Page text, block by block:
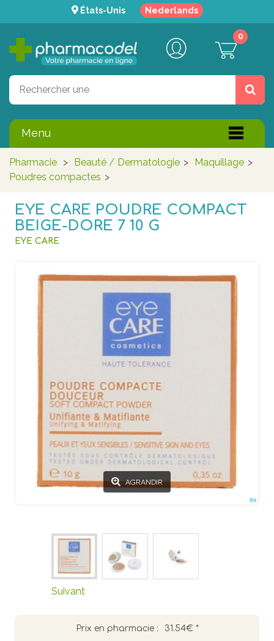
États-Unis Nederlands
0
Menu
Pharmacie > Beauté / Dermatologie > Maquillage >
Poudres compactes >
EYE CARE POUDRE COMPACT
BEIGE-DORE 7 10 G
EYE CARE
AGRANDIR
Suivant
Prix en pharmacie : 31.54€ *